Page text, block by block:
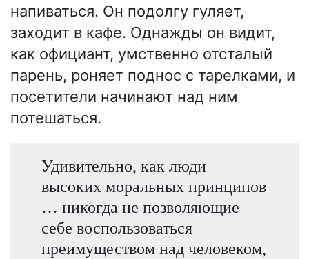
напиваться. Он подолгу гуляет,
заходит в кафе. Однажды он видит,
как официант, умственно отсталый
парень, роняет поднос с тарелками, и
посетители начинают над ним
потешаться.
Удивительно, как люди
высоких моральных принципов
… никогда не позволяющие
себе воспользоваться
преимуществом над человеком,